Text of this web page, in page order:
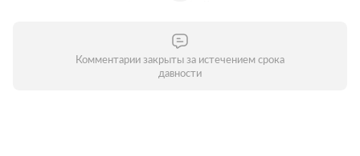
встреча избирателей с депутатом Госдумы
Геннадием Гудковым, полиция не стала
Комментарии закрыты за истечением срока
давности